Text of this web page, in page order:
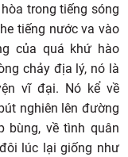
trong tiếng sóng
tiếng nước va vào
của quá khứ hào
chảy địa lý, nó là
vĩ đại. Nó kể về
nghiên lên đường
bùng, về tình quân
lúc lại giống như